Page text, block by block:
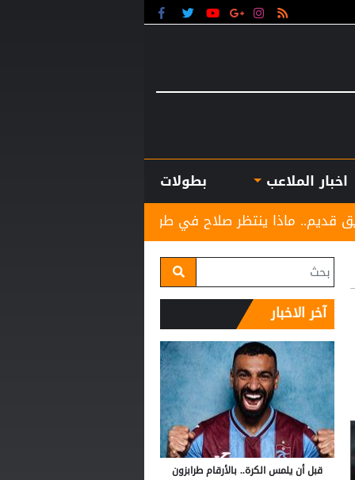
اخبار الملاعب
بطولات
حقيقة انتقال إمام عاشور إلى
صلاح في طرابزون؟
آخر الاخبار
قبل أن يلمس الكرة.. بالأرقام طرابزون